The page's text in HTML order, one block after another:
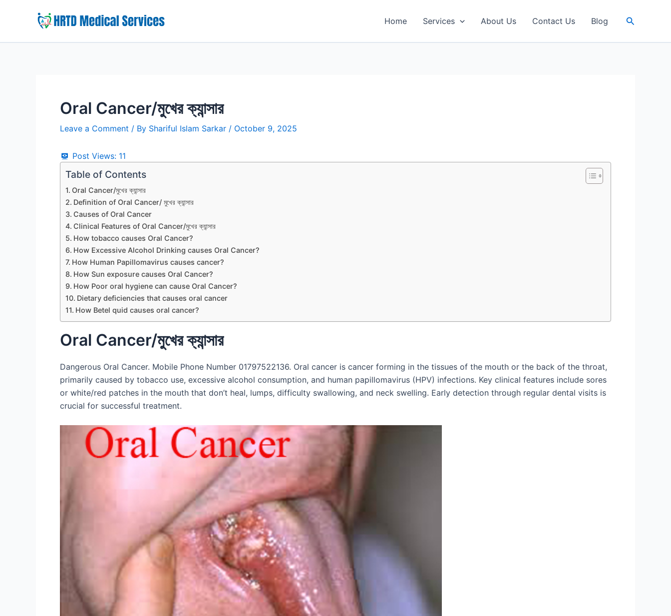
Home Services About Us Contact Us Blog Search
Oral Cancer/মুখের ক্যান্সার
Leave a Comment / By Shariful Islam Sarkar / October 9, 2025
Post Views: 11
Table of Contents
Oral Cancer/মুখের ক্যান্সার
Definition of Oral Cancer/ মুখের ক্যান্সার
Causes of Oral Cancer
Clinical Features of Oral Cancer/মুখের ক্যান্সার
How tobacco causes Oral Cancer?
How Excessive Alcohol Drinking causes Oral Cancer?
How Human Papillomavirus causes cancer?
How Sun exposure causes Oral Cancer?
How Poor oral hygiene can cause Oral Cancer?
Dietary deficiencies that causes oral cancer
How Betel quid causes oral cancer?
Oral Cancer/মুখের ক্যান্সার
Dangerous Oral Cancer. Mobile Phone Number 01797522136. Oral cancer is cancer forming in the tissues of the mouth or the back of the throat,
primarily caused by tobacco use, excessive alcohol consumption, and human papillomavirus (HPV) infections. Key clinical features include sores
or white/red patches in the mouth that don’t heal, lumps, difficulty swallowing, and neck swelling. Early detection through regular dental visits is
crucial for successful treatment.